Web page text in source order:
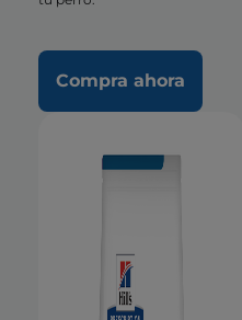
Compra ahora